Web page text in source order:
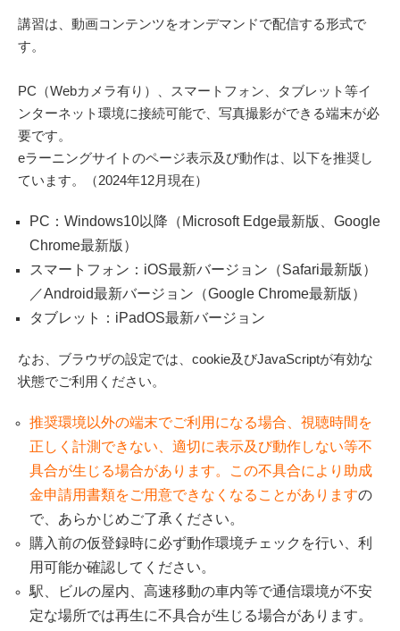
講習は、動画コンテンツをオンデマンドで配信する形式で
す。
PC（Webカメラ有り）、スマートフォン、タブレット等イ
ンターネット環境に接続可能で、写真撮影ができる端末が必
要です。
eラーニングサイトのページ表示及び動作は、以下を推奨し
ています。（2024年12月現在）
PC：Windows10以降（Microsoft Edge最新版、Google
Chrome最新版）
スマートフォン：iOS最新バージョン（Safari最新版）
／Android最新バージョン（Google Chrome最新版）
タブレット：iPadOS最新バージョン
なお、ブラウザの設定では、cookie及びJavaScriptが有効な
状態でご利用ください。
推奨環境以外の端末でご利用になる場合、視聴時間を
正しく計測できない、適切に表示及び動作しない等不
具合が生じる場合があります。この不具合により助成
金申請用書類をご用意できなくなることがありますの
で、あらかじめご了承ください。
購入前の仮登録時に必ず動作環境チェックを行い、利
用可能か確認してください。
駅、ビルの屋内、高速移動の車内等で通信環境が不安
定な場所では再生に不具合が生じる場合があります。